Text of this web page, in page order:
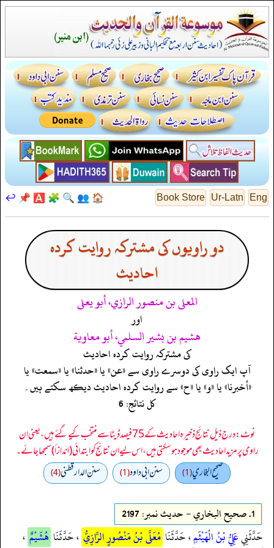
Eng
Ur-Latn
Book Store
🏠
👥
🔍
🧩
🅰️
📌
↩️
دو راویوں کی مشترکہ روایت کردہ
احادیث
المعلى بن منصور الرازي، أبو يعلى
اور
هشيم بن بشير السلمي، أبو معاوية
کی مشترکہ روایت کردہ احادیث
آپ ایک راوی کی دوسرے راوی سے «عن» یا «حدثنا» یا «سمعت» یا
«أخبرنا» یا «و» یا «ح» سے روایت کردہ احادیث دیکھ سکتے ہیں۔
کل نتائج: 6
نوٹ: درج ذیل نتائج ذخیرہ احادیث کے 75 فیصد ڈیٹا سے منتخب کیے گئے ہیں، یعنی ان
راوی پر مزید احادیث بھی موجود ہو سکتی ہیں، اس لیے ان نتائج کو ابتدائی (اندازاً) سمجھا جائے۔
صحيح البخاري(1) سنن ابي داود(1) سنن الدارقطني(4)
1. صحيح البخاري - حدیث نمبر: 2197
حَدَّثَنِيعَلِيُّ بْنُ الْهَيْثَمِ، حَدَّثَنَا مُعَلَّى بْنُ مَنْصُورٍ الرَّازِيُّ ، حَدَّثَنَا هُشَيْمٌ ،